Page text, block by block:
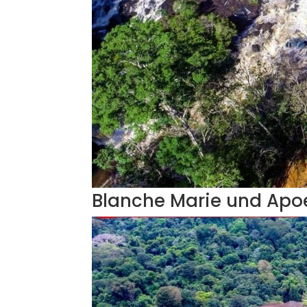
Blanche Marie und